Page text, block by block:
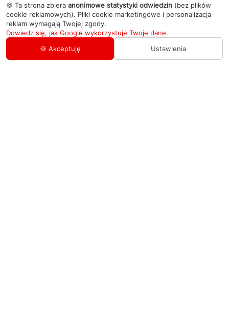
🍪 Ta strona zbiera anonimowe statystyki odwiedzin (bez plików
cookie reklamowych). Pliki cookie marketingowe i personalizacja
reklam wymagają Twojej zgody.
Dowiedz się, jak Google wykorzystuje Twoje dane.
🍪 Akceptuję
Ustawienia